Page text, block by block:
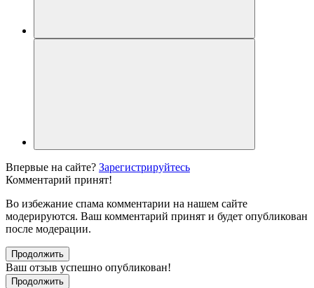
Впервые на сайте? Зарегистрируйтесь
Комментарий принят!
Во избежание спама комментарии на нашем сайте
модерируются. Ваш комментарий принят и будет опубликован
после модерации.
Продолжить
Ваш отзыв успешно опубликован!
Продолжить